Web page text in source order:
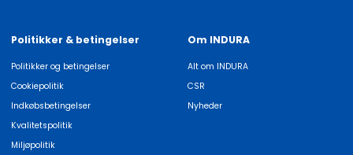
Politikker & betingelser
Politikker og betingelser
Cookiepolitik
Indkøbsbetingelser
Kvalitetspolitik
Miljøpolitik
Om INDURA
Alt om INDURA
CSR
Nyheder